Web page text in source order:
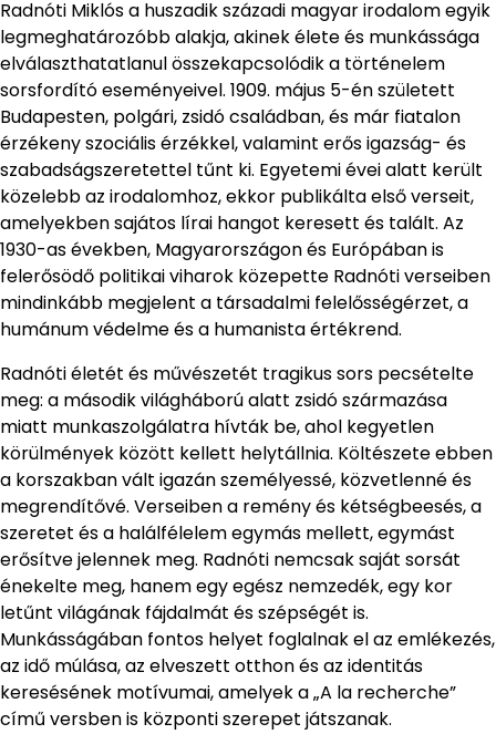
Radnóti Miklós a huszadik századi magyar irodalom egyik
legmeghatározóbb alakja, akinek élete és munkássága
elválaszthatatlanul összekapcsolódik a történelem
sorsfordító eseményeivel. 1909. május 5-én született
Budapesten, polgári, zsidó családban, és már fiatalon
érzékeny szociális érzékkel, valamint erős igazság- és
szabadságszeretettel tűnt ki. Egyetemi évei alatt került
közelebb az irodalomhoz, ekkor publikálta első verseit,
amelyekben sajátos lírai hangot keresett és talált. Az
1930-as években, Magyarországon és Európában is
felerősödő politikai viharok közepette Radnóti verseiben
mindinkább megjelent a társadalmi felelősségérzet, a
humánum védelme és a humanista értékrend.
Radnóti életét és művészetét tragikus sors pecsételte
meg: a második világháború alatt zsidó származása
miatt munkaszolgálatra hívták be, ahol kegyetlen
körülmények között kellett helytállnia. Költészete ebben
a korszakban vált igazán személyessé, közvetlenné és
megrendítővé. Verseiben a remény és kétségbeesés, a
szeretet és a halálfélelem egymás mellett, egymást
erősítve jelennek meg. Radnóti nemcsak saját sorsát
énekelte meg, hanem egy egész nemzedék, egy kor
letűnt világának fájdalmát és szépségét is.
Munkásságában fontos helyet foglalnak el az emlékezés,
az idő múlása, az elveszett otthon és az identitás
keresésének motívumai, amelyek a „A la recherche”
című versben is központi szerepet játszanak.